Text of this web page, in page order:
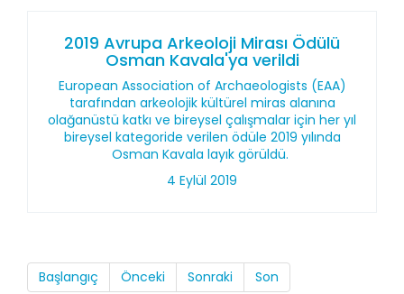
2019 Avrupa Arkeoloji Mirası Ödülü
Osman Kavala'ya verildi
European Association of Archaeologists (EAA)
tarafından arkeolojik kültürel miras alanına
olağanüstü katkı ve bireysel çalışmalar için her yıl
bireysel kategoride verilen ödüle 2019 yılında
Osman Kavala layık görüldü.
4 Eylül 2019
Başlangıç Önceki Sonraki Son